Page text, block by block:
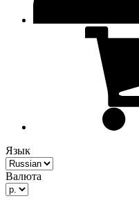
Язык
Валюта